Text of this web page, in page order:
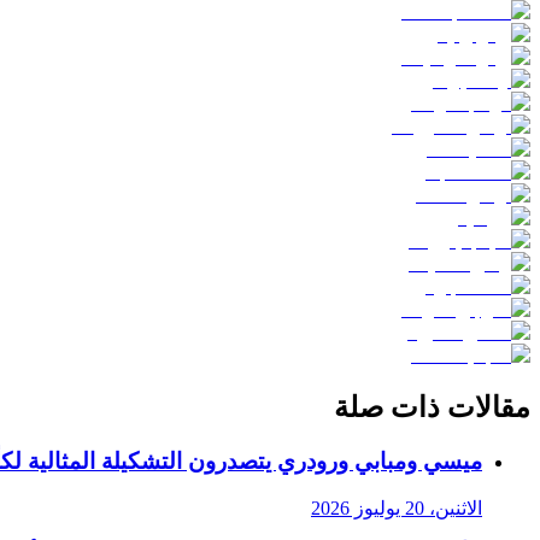
مقالات ذات صلة
ميسي ومبابي ورودري يتصدرون التشكيلة المثالية لكأس
الاثنين، 20 يوليوز 2026